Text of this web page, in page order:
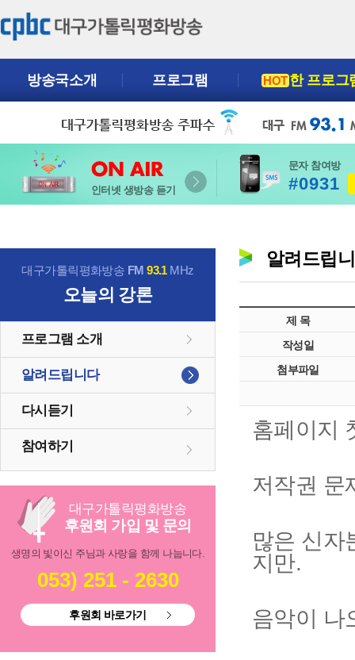
방송국소개 프로그램 HOT한 프로그
인터넷 생방송 듣기
문자 참여방
#0931
대구가톨릭평화방송 FM93.1MHz
오늘의 강론
프로그램 소개
알려드립니다
다시듣기
참여하기
대구가톨릭평화방송
후원회 가입 및 문의
생명의 빛이신 주님과 사랑을 함께 나눕니다.
053) 251 - 2630
후원회 바로가기
알려드립
제 목
작성일
첨부파일
홈페이지
저작권 문
많은 신자
지만.
음악이 나